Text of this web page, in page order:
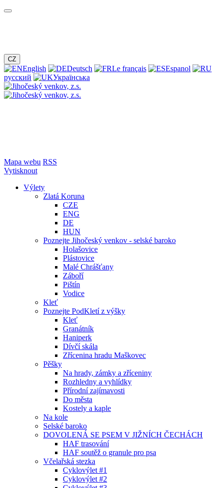
CZ
English Deutsch Le français
Espanol
русский
Українська
Mapa webu RSS
Vytisknout
Výlety
Zlatá Koruna
CZE
ENG
DE
HUN
Poznejte Jihočeský venkov - selské baroko
Holašovice
Plástovice
Malé Chrášťany
Záboří
Pištín
Vodice
Kleť
Poznejte PodKletí z výšky
Kleť
Granátník
Haniperk
Dívčí skála
Zřícenina hradu Maškovec
Pěšky
Na hrady, zámky a zříceniny
Rozhledny a vyhlídky
Přírodní zajímavosti
Do města
Kostely a kaple
Na kole
Selské baroko
DOVOLENÁ SE PSEM V JIŽNÍCH ČECHÁCH
HAF trasování
HAF soutěž o granule pro psa
Včelařská stezka
Cyklovýlet #1
Cyklovýlet #2